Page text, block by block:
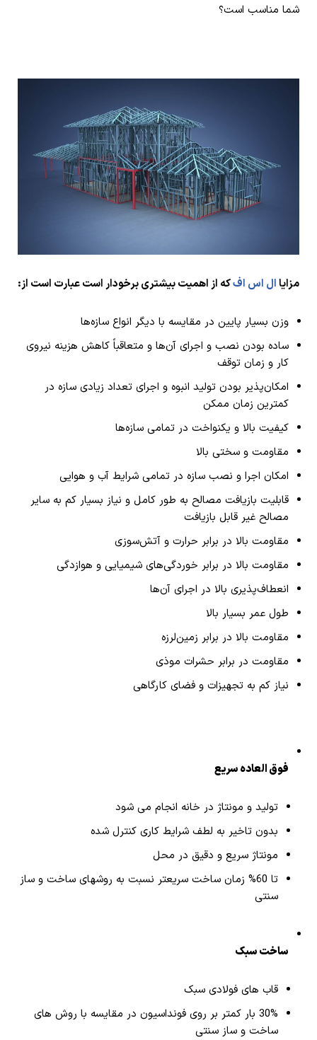
شما مناسب است؟
مزایاال اس افکه از اهمیت بیشتری برخودار است عبارت است از:
وزن بسیار پایین در مقایسه با دیگر انواع سازه‌ها
ساده بودن نصب و اجرای آن‌ها و متعاقباً کاهش هزینه نیروی
کار و زمان توقف
امکان‌پذیر بودن تولید انبوه و اجرای تعداد زیادی سازه در
کمترین زمان ممکن
کیفیت بالا و یکنواخت در تمامی سازه‌ها
مقاومت و سختی بالا
امکان اجرا و نصب سازه در تمامی شرایط آب و هوایی
قابلیت بازیافت مصالح به طور کامل و نیاز بسیار کم به سایر
مصالح غیر قابل بازیافت
مقاومت بالا در برابر حرارت و آتش‌سوزی
مقاومت بالا در برابر خوردگی‌های شیمیایی و هوازدگی
انعطاف‌پذیری بالا در اجرای آن‌ها
طول عمر بسیار بالا
مقاومت بالا در برابر زمین‌لرزه
مقاومت در برابر حشرات موذی
نیاز کم به تجهیزات و فضای کارگاهی
فوق العاده سریع
تولید و مونتاژ در خانه انجام می شود
بدون تاخیر به لطف شرایط کاری کنترل شده
مونتاژ سریع و دقیق در محل
تا 60% زمان ساخت سریعتر نسبت به روشهای ساخت و ساز
سنتی
ساخت سبک
قاب های فولادی سبک
30% بار کمتر بر روی فونداسیون در مقایسه با روش های
ساخت و ساز سنتی